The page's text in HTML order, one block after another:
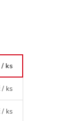
/ ks
/ ks
/ ks